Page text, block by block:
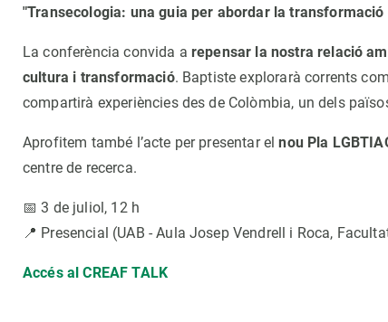
"Transecologia: una guia per abordar la
La conferència convida a repensar la nostra relació
cultura i transformació. Baptiste explorarà corrents
compartirà experiències des de Colòmbia, un dels
Aprofitem també l’acte per presentar elnou Pla
centre de recerca.
📅 3 de juliol, 12 h
📍 Presencial (UAB - Aula Josep Vendrell i Roca,
Accés al CREAF TALK